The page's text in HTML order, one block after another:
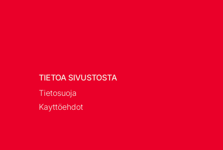
TIETOA SIVUSTOSTA
Tietosuoja
Kayttöehdot